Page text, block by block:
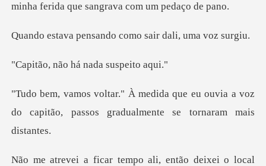
minha ferida
ando como sair dal
o há nada su
e eu ouvia a voz
do capitão, passos g
, então deixei o local